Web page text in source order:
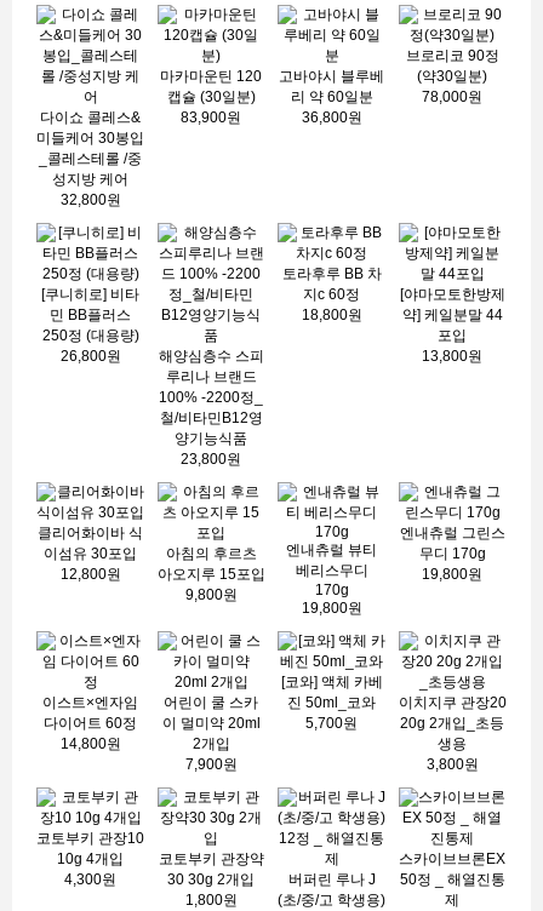
다이쇼 콜레스&
미들케어 30봉입
_콜레스테롤 /중
성지방 케어
32,800원
마카마운틴 120
캡슐 (30일분)
83,900원
고바야시 블루베
리 약 60일분
36,800원
브로리코 90정
(약30일분)
78,000원
[쿠니히로] 비타
민 BB플러스
250정 (대용량)
26,800원
해양심층수 스피
루리나 브랜드
100% -2200정_
철/비타민B12영
양기능식품
23,800원
토라후루 BB 차
지c 60정
18,800원
[야마모토한방제
약] 케일분말 44
포입
13,800원
클리어화이바 식
이섬유 30포입
12,800원
아침의 후르츠
아오지루 15포입
9,800원
엔내츄럴 뷰티
베리스무디
170g
19,800원
엔내츄럴 그린스
무디 170g
19,800원
이스트×엔자임
다이어트 60정
14,800원
어린이 쿨 스카
이 멀미약 20ml
2개입
7,900원
[코와] 액체 카베
진 50ml_코와
5,700원
이치지쿠 관장20
20g 2개입_초등
생용
3,800원
코토부키 관장10
10g 4개입
4,300원
코토부키 관장약
30 30g 2개입
1,800원
버퍼린 루나 J
(초/중/고 학생용)
스카이브브론EX
50정 _ 해열진통
제